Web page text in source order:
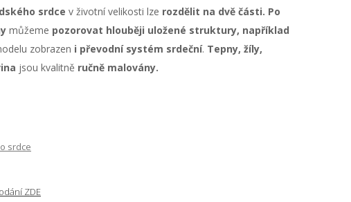
srdce v životní velikosti lze rozdělit na dvě části. Po
můžeme pozorovat hlouběji uložené struktury, například
zobrazen i převodní systém srdeční. Tepny, žíly,
jsou kvalitně ručně malovány.
srdce
ZDE